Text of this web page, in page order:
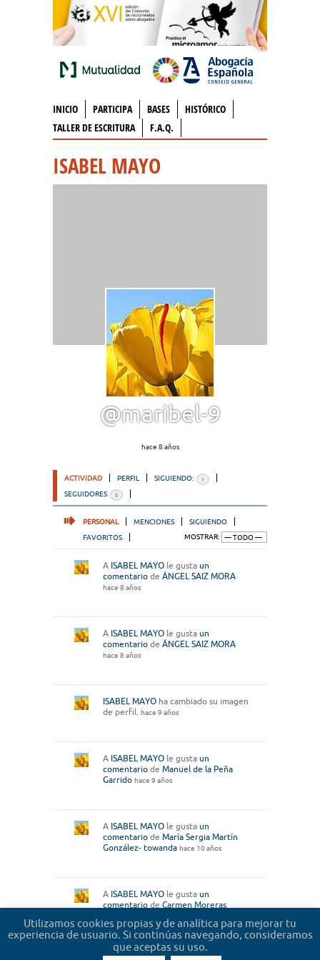
INICIO PARTICIPA BASES
HISTÓRICO
TALLER DE ESCRITURA
F.A.Q.
ISABEL MAYO
@maribel-9
hace 8 años
ACTIVIDAD PERFIL SIGUIENDO: 1
SEGUIDORES 0
PERSONAL MENCIONES
SIGUIENDO
FAVORITOS
MOSTRAR:
A ISABEL MAYO le gusta un
comentario de ÁNGEL SAIZ MORA
hace 8 años
A ISABEL MAYO le gusta un
comentario de ÁNGEL SAIZ MORA
hace 8 años
ISABEL MAYO ha cambiado su imagen
de perfil. hace 9 años
A ISABEL MAYO le gusta un
comentario de Manuel de la Peña
Garrido hace 9 años
A ISABEL MAYO le gusta un
comentario de María Sergia Martín
González- towanda hace 10 años
A ISABEL MAYO le gusta un
comentario de Carmen Moreras
Utilizamos cookies propias y de analítica para mejorar tu
experiencia de usuario. Si continúas navegando, consideramos
que aceptas su uso.